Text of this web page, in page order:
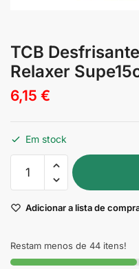
TCB
Relaxer
6,15 €
Em stock
Quantidade
Desfrisante
|
Creme
Adicionar a lista de
Restam menos de 44 itens!